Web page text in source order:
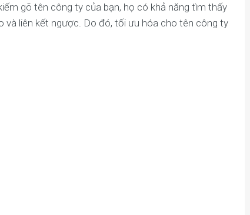
gõ tên công ty của bạn, họ có khả năng tìm thấy
và liên kết ngược. Do đó, tối ưu hóa cho tên công ty